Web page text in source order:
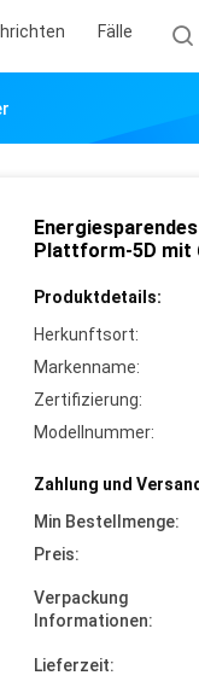
Fälle
Plattform-5D mit
Produktdetails:
Herkunftsort:
Markenname:
Zertifizierung:
Modellnummer:
Zahlung und
Min Bestellmenge:
Preis:
Verpackung
Informationen:
Lieferzeit: